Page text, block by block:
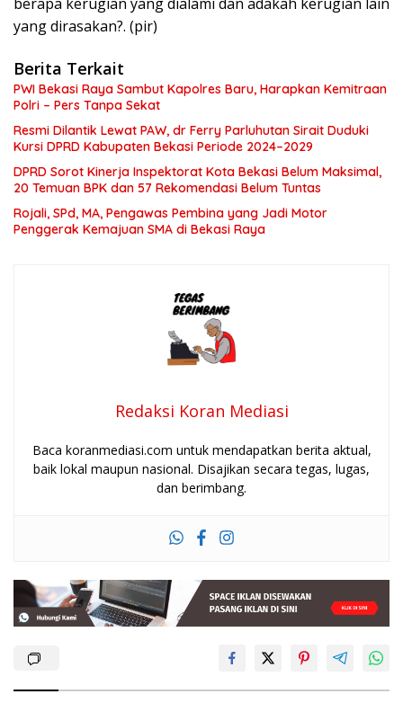
yang dirasakan?. (pir)
Berita Terkait
PWI Bekasi Raya Sambut Kapolres Baru, Harapkan Kemitraan
Polri – Pers Tanpa Sekat
Resmi Dilantik Lewat PAW, dr Ferry Parluhutan Sirait Duduki
Kursi DPRD Kabupaten Bekasi Periode 2024–2029
DPRD Sorot Kinerja Inspektorat Kota Bekasi Belum Maksimal,
20 Temuan BPK dan 57 Rekomendasi Belum Tuntas
Rojali, SPd, MA, Pengawas Pembina yang Jadi Motor
Penggerak Kemajuan SMA di Bekasi Raya
Redaksi Koran Mediasi
Baca koranmediasi.com untuk mendapatkan berita aktual,
baik lokal maupun nasional. Disajikan secara tegas, lugas,
dan berimbang.